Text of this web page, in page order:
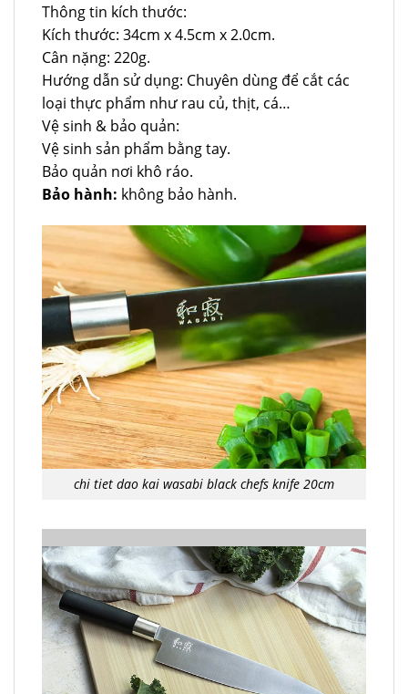
Thông tin kích thước:
Kích thước: 34cm x 4.5cm x 2.0cm.
Cân nặng: 220g.
Hướng dẫn sử dụng: Chuyên dùng để cắt các
loại thực phẩm như rau củ, thịt, cá…
Vệ sinh & bảo quản:
Vệ sinh sản phẩm bằng tay.
Bảo quản nơi khô ráo.
Bảo hành: không bảo hành.
chi tiet dao kai wasabi black chefs knife 20cm